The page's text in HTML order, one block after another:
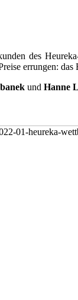
des
errungen:
und Hanne